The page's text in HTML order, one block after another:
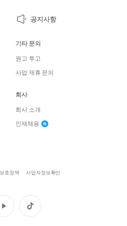
공지사항
기타 문의
원고 투고
사업 제휴 문의
회사
회사 소개
인재채용
호정책 사업자정보확인
유
튜
틱
톡